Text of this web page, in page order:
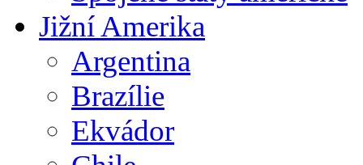
Jižní Amerika
Argentina
Brazílie
Ekvádor